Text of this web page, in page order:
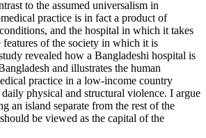
to the assumed universalism in
practice is in fact a product of
and the hospital in which it takes
features of the society in which it is
revealed how a Bangladeshi hospital is
and illustrates the human
practice in a low-income country
physical and structural violence. I argue
an island separate from the rest of the
be viewed as the capital of the